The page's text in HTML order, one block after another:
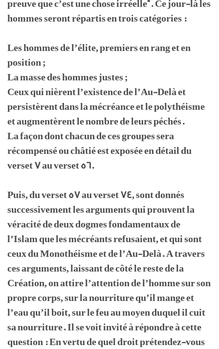
preuve que c’est une chose irréelle". Ce jour-là les
hommes seront répartis en trois catégories :
Les hommes de l’élite, premiers en rang et en
position ;
La masse des hommes justes ;
Ceux qui nièrent l’existence de l’Au-Delà et
persistèrent dans la mécréance et le polythéisme
et augmentèrent le nombre de leurs péchés.
La façon dont chacun de ces groupes sera
récompensé ou châtié est exposée en détail du
verset 7 au verset 56.
Puis, du verset 57 au verset 74, sont donnés
successivement les arguments qui prouvent la
véracité de deux dogmes fondamentaux de
l’Islam que les mécréants refusaient, et qui sont
ceux du Monothéisme et de l’Au-Delà. A travers
ces arguments, laissant de côté le reste de la
Création, on attire l’attention de l’homme sur son
propre corps, sur la nourriture qu’il mange et
l’eau qu’il boit, sur le feu au moyen duquel il cuit
sa nourriture. Il se voit invité à répondre à cette
question : En vertu de quel droit prétendez-vous